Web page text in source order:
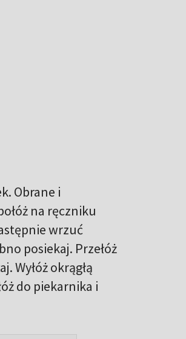
Obrane i
na ręczniku
wrzuć
posiekaj. Przełóż
Wyłóż okrągłą
do piekarnika i